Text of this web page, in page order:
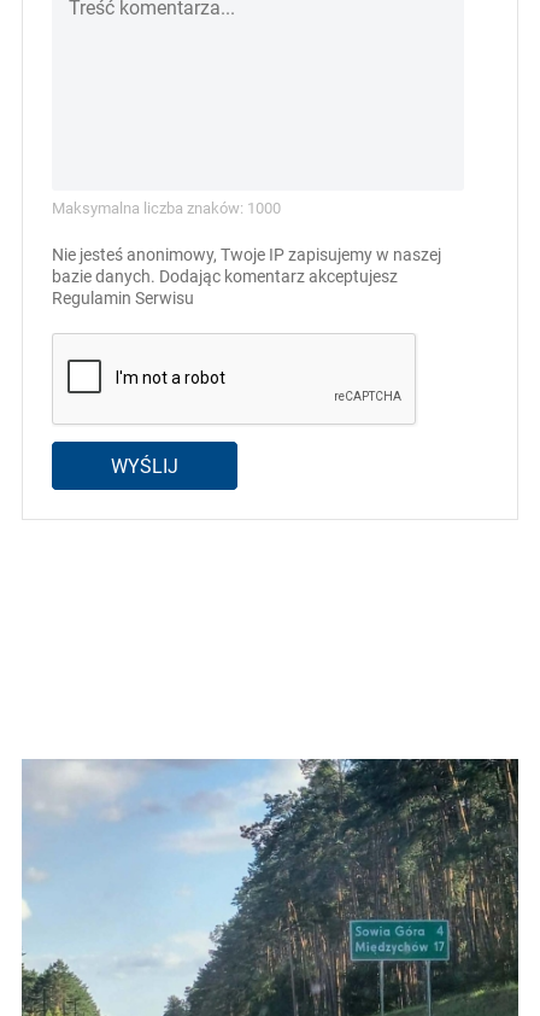
Maksymalna liczba znaków: 1000
Nie jesteś anonimowy, Twoje IP zapisujemy w naszej
bazie danych. Dodając komentarz akceptujesz
Regulamin Serwisu
WYŚLIJ